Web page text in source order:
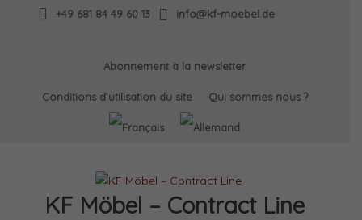
+49 681 84 49 60 13 info@kf-moebel.de
Abonnement à la newsletter
Conditions d’utilisation du site Qui sommes nous ?
KF Möbel – Contract Line